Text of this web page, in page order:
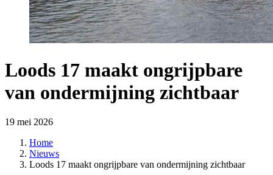
Loods 17 maakt ongrijpbare
van ondermijning zichtbaar
19 mei 2026
Home
Nieuws
Loods 17 maakt ongrijpbare van ondermijning zichtbaar